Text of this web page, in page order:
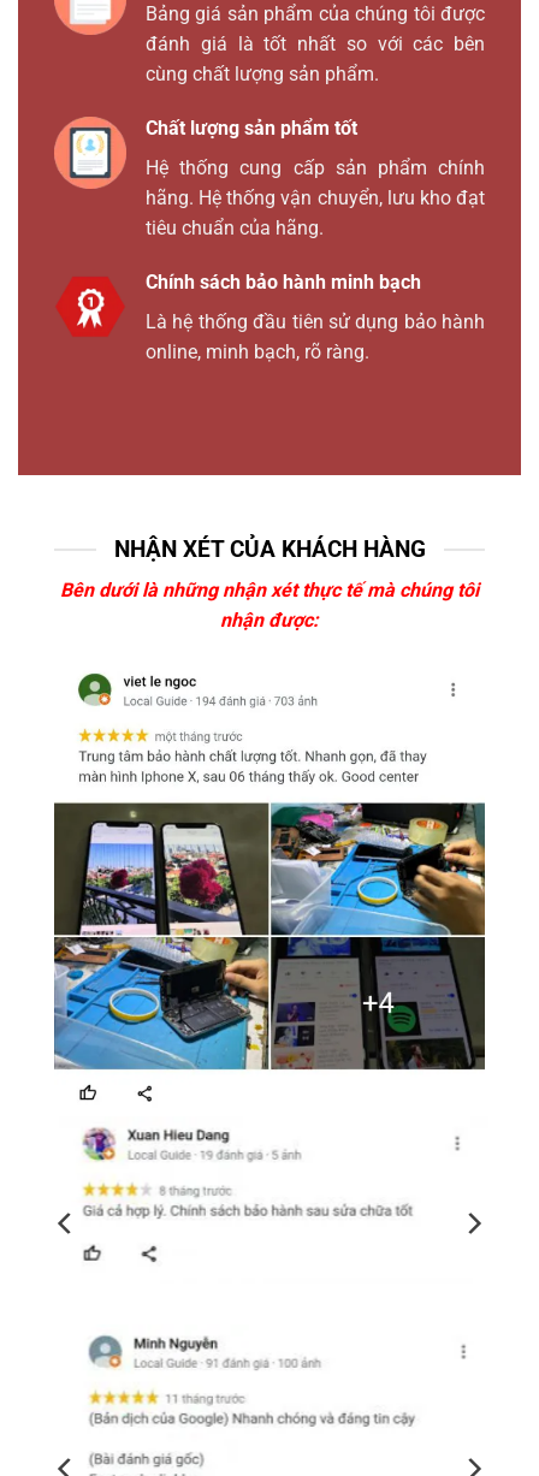
Bảng giá sản phẩm của chúng tôi được
đánh giá là tốt nhất so với các bên
cùng chất lượng sản phẩm.
Chất lượng sản phẩm tốt
Hệ thống cung cấp sản phẩm chính
hãng. Hệ thống vận chuyển, lưu kho đạt
tiêu chuẩn của hãng.
Chính sách bảo hành minh bạch
Là hệ thống đầu tiên sử dụng bảo hành
online, minh bạch, rõ ràng.
NHẬN XÉT CỦA KHÁCH HÀNG
Bên dưới là những nhận xét thực tế mà chúng tôi
nhận được: